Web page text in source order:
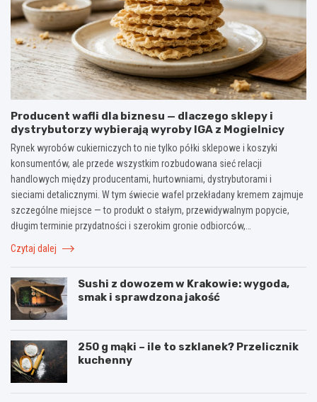
Producent wafli dla biznesu — dlaczego sklepy i
dystrybutorzy wybierają wyroby IGA z Mogielnicy
Rynek wyrobów cukierniczych to nie tylko półki sklepowe i koszyki
konsumentów, ale przede wszystkim rozbudowana sieć relacji
handlowych między producentami, hurtowniami, dystrybutorami i
sieciami detalicznymi. W tym świecie wafel przekładany kremem zajmuje
szczególne miejsce — to produkt o stałym, przewidywalnym popycie,
długim terminie przydatności i szerokim gronie odbiorców,…
Czytaj dalej
Sushi z dowozem w Krakowie: wygoda,
smak i sprawdzona jakość
250 g mąki – ile to szklanek? Przelicznik
kuchenny